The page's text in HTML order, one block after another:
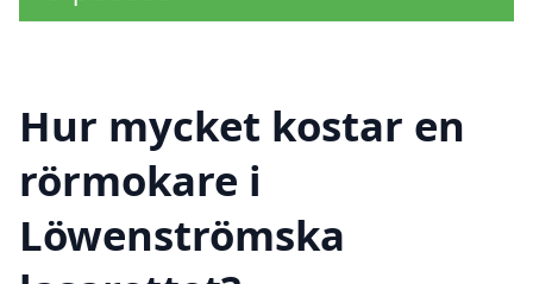
Hur mycket kostar en
rörmokare i
Löwenströmska